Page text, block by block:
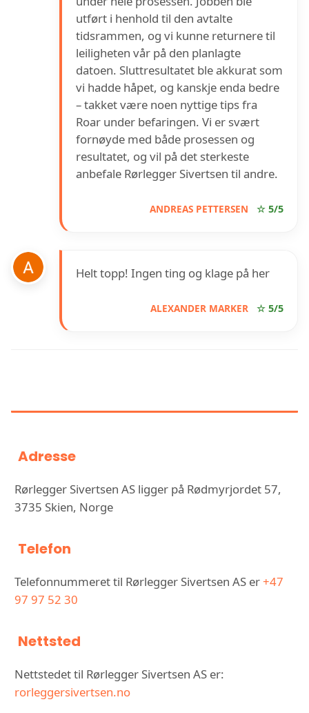
utført i henhold til den avtalte
tidsrammen, og vi kunne returnere til
leiligheten vår på den planlagte
datoen. Sluttresultatet ble akkurat som
vi hadde håpet, og kanskje enda bedre
– takket være noen nyttige tips fra
Roar under befaringen. Vi er svært
fornøyde med både prosessen og
resultatet, og vil på det sterkeste
anbefale Rørlegger Sivertsen til andre.
ANDREAS PETTERSEN ☆ 5/5
Helt topp! Ingen ting og klage på her
ALEXANDER MARKER ☆ 5/5
Adresse
Rørlegger Sivertsen AS ligger på Rødmyrjordet 57,
3735 Skien, Norge
Telefon
Telefonnummeret til Rørlegger Sivertsen AS er+47
97 97 52 30
Nettsted
Nettstedet til Rørlegger Sivertsen AS er:
rorleggersivertsen.no